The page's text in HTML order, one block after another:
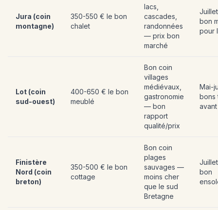
Jura (coin
montagne)
350-550 € le bon
chalet
lacs,
cascades,
randonnées
— prix bon
marché
bon
pour
Lot (coin
sud-ouest)
400-650 € le bon
meublé
Bon coin
villages
médiévaux,
gastronomie
— bon
rapport
qualité/prix
Mai-
bons
Finistère
Nord (coin
breton)
350-500 € le bon
cottage
Bon coin
plages
sauvages —
moins cher
que le sud
Bretagne
bon